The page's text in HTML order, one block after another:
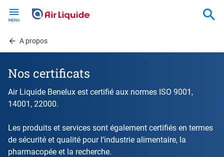
contentA propos
Nos certificats
Air Liquide Benelux est certifié aux normes ISO 9001,
14001, 22000.
Les produits et services sont également certifiés en termes
de sécurité et qualité pour l’industrie alimentaire, la
pharmacopée et la recherche.